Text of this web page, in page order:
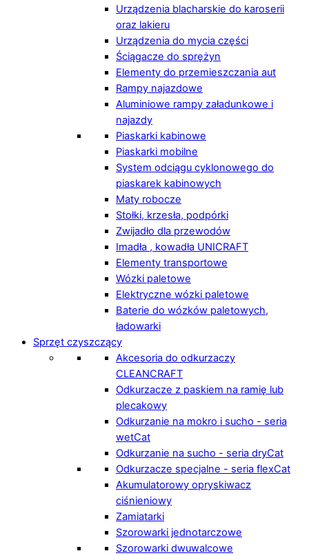
Urządzenia blacharskie do karoserii
oraz lakieru
Urządzenia do mycia części
Ściągacze do sprężyn
Elementy do przemieszczania aut
Rampy najazdowe
Aluminiowe rampy załadunkowe i
najazdy
Piaskarki kabinowe
Piaskarki mobilne
System odciągu cyklonowego do
piaskarek kabinowych
Maty robocze
Stołki, krzesła, podpórki
Zwijadło dla przewodów
Imadła , kowadła UNICRAFT
Elementy transportowe
Wózki paletowe
Elektryczne wózki paletowe
Baterie do wózków paletowych,
ładowarki
Sprzęt czyszczący
Akcesoria do odkurzaczy
CLEANCRAFT
Odkurzacze z paskiem na ramię lub
plecakowy
Odkurzanie na mokro i sucho - seria
wetCat
Odkurzanie na sucho - seria dryCat
Odkurzacze specjalne - seria flexCat
Akumulatorowy opryskiwacz
ciśnieniowy
Zamiatarki
Szorowarki jednotarczowe
Szorowarki dwuwalcowe